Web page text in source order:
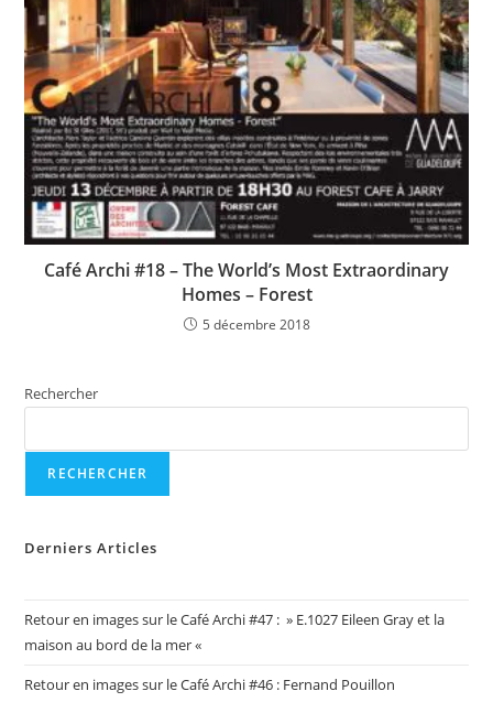
Café Archi #18 – The World’s Most Extraordinary
Homes – Forest
5 décembre 2018
Rechercher
RECHERCHER
Derniers Articles
Retour en images sur le Café Archi #47 : » E.1027 Eileen Gray et la
maison au bord de la mer «
Retour en images sur le Café Archi #46 : Fernand Pouillon